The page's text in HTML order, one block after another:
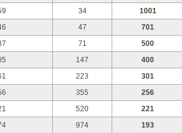
34
1001
47
701
71
500
147
400
223
301
355
256
520
221
974
193